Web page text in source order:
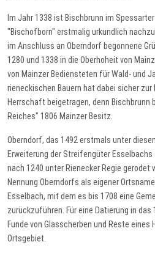
Im Jahr 1338 ist Bischbrunn im
"Bischofborn" erstmalig urkundlich
im Anschluss an Oberndorf begonnene
1280 und 1338 in die Oberhoheit von
von Mainzer Bediensteten für Wald- und
rieneckischen Bauern hat dabei sicher zur
Herrschaft beigetragen, denn Bischbrunn
Reiches" 1806 Mainzer Besitz.
Oberndorf, das 1492 erstmals unter
Erweiterung der Streifengüter
nach 1240 unter Rienecker Regie gerodet
Nennung Oberndorfs als eigener
Esselbach, mit dem es bis 1708 eine
zurückzuführen. Für eine Datierung in
Funde von Glasscherben und Reste eines
Ortsgebiet.